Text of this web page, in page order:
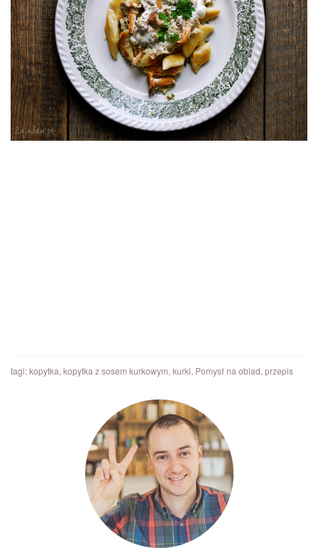
tagi:kopytka, kopytka z sosem kurkowym, kurki, Pomysł na obiad, przepis